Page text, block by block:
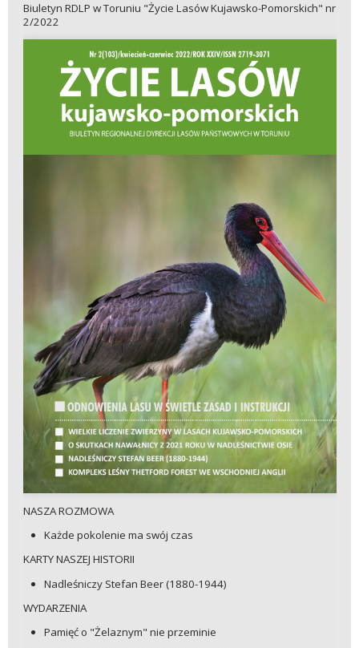
Biuletyn RDLP w Toruniu "Życie Lasów Kujawsko-Pomorskich" nr
2/2022
NASZA ROZMOWA
Każde pokolenie ma swój czas
KARTY NASZEJ HISTORII
Nadleśniczy Stefan Beer (1880-1944)
WYDARZENIA
Pamięć o "Żelaznym" nie przeminie